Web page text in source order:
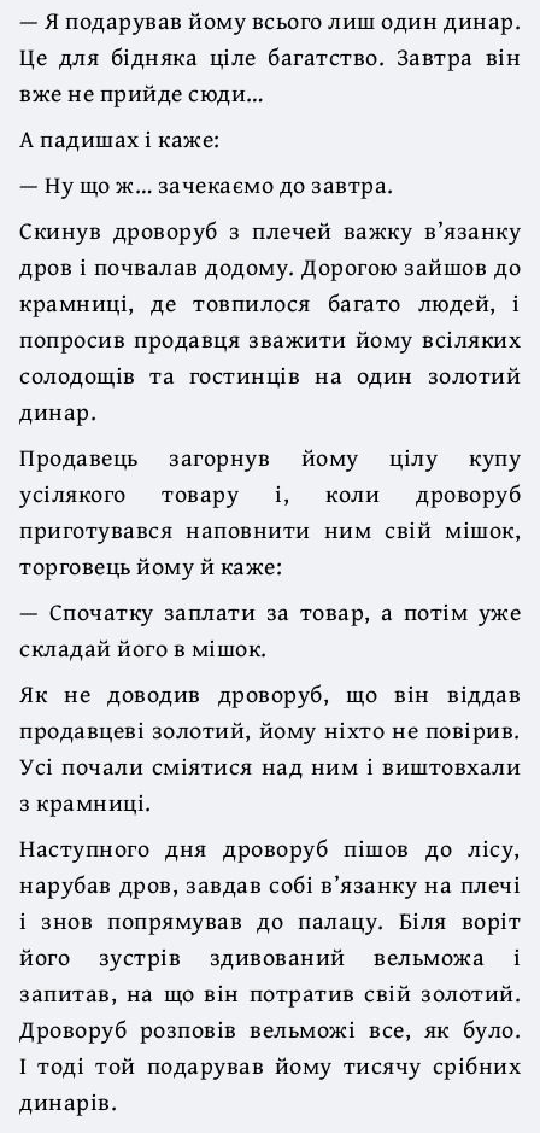
— Я подарував йому всього лиш один динар.
Це для бідняка ціле багатство. Завтра він
вже не прийде сюди…
А падишах і каже:
— Ну що ж… зачекаємо до завтра.
Скинув дроворуб з плечей важку в’язанку
дров і почвалав додому. Дорогою зайшов до
крамниці, де товпилося багато людей, і
попросив продавця зважити йому всіляких
солодощів та гостинців на один золотий
динар.
Продавець загорнув йому цілу купу
усілякого товару і, коли дроворуб
приготувався наповнити ним свій мішок,
торговець йому й каже:
— Спочатку заплати за товар, а потім уже
складай його в мішок.
Як не доводив дроворуб, що він віддав
продавцеві золотий, йому ніхто не повірив.
Усі почали сміятися над ним і виштовхали
з крамниці.
Наступного дня дроворуб пішов до лісу,
нарубав дров, завдав собі в’язанку на плечі
і знов попрямував до палацу. Біля воріт
його зустрів здивований вельможа і
запитав, на що він потратив свій золотий.
Дроворуб розповів вельможі все, як було.
І тоді той подарував йому тисячу срібних
динарів.